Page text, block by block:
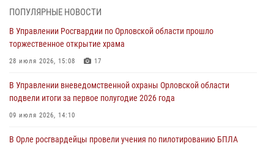
предоставлении госуслуг
Росгвардейцы обеспечили безопасность во время празднования
Дня ВДВ
В Орле росгвардейцы приняли участие в учениях на избирательном
участке
ПОПУЛЯРНЫЕ НОВОСТИ
В Управлении Росгвардии по Орловской области прошло
торжественное открытие храма
28 июля 2026, 15:08 17
В Управлении вневедомственной охраны Орловской области
подвели итоги за первое полугодие 2026 года
09 июля 2026, 14:10
В Орле росгвардейцы провели учения по пилотированию БПЛА